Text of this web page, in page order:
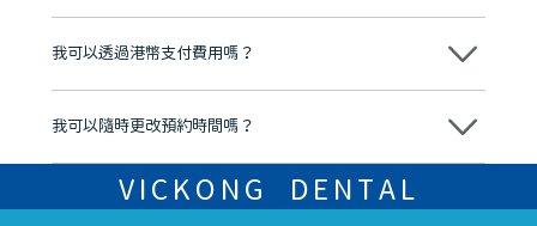
不會，治療前我們會詳細說明治療方案及對應的價錢，顧客同意並簽字
我可以透過港幣支付費用嗎？
可以。維港口腔會按照當日匯率轉算收取費用，而匯率會及時告知客人
我可以隨時更改預約時間嗎？
可以，請盡早通過wechat或whatsapp聯絡我們，告知我們你原本預約
的時間及資料，並且重新預約的日期及時段
VICKONG DENTAL